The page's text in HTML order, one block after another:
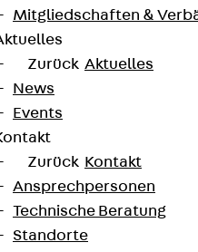
Mitgliedschaften &
Zurück Aktuelles
News
Events
Zurück Kontakt
Ansprechpersonen
Technische Beratung
Standorte